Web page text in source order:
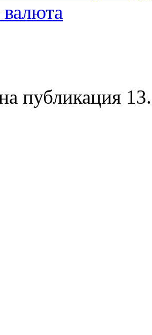
валюта
публикация